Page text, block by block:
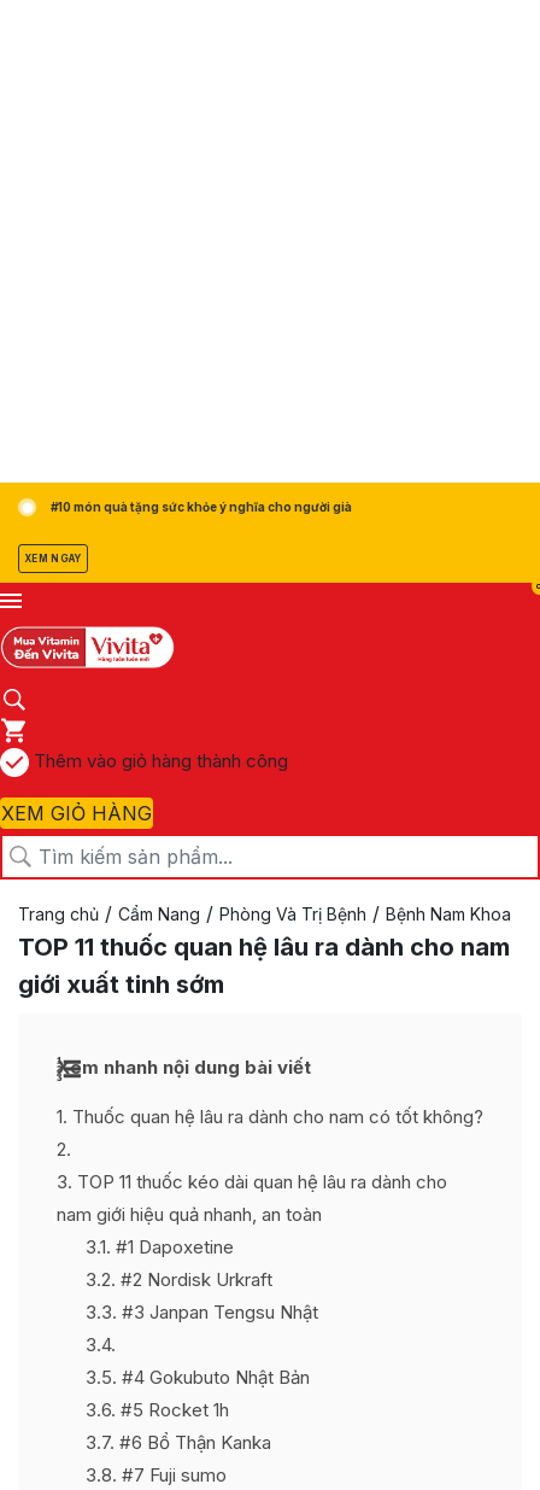
#10 món quà tặng sức khỏe ý nghĩa cho người già
XEM NGAY
0
Thêm vào giỏ hàng thành công
XEM GIỎ HÀNG
Trang chủ / Cẩm Nang / Phòng Và Trị Bệnh / Bệnh Nam Khoa
TOP 11 thuốc quan hệ lâu ra dành cho nam
giới xuất tinh sớm
Xem nhanh nội dung bài viết
1 Thuốc quan hệ lâu ra dành cho nam có tốt không?
2
3 TOP 11 thuốc kéo dài quan hệ lâu ra dành cho
nam giới hiệu quả nhanh, an toàn
3.1 #1 Dapoxetine
3.2 #2 Nordisk Urkraft
3.3 #3 Janpan Tengsu Nhật
3.4
3.5 #4 Gokubuto Nhật Bản
3.6 #5 Rocket 1h
3.7 #6 Bổ Thận Kanka
3.8 #7 Fuji sumo